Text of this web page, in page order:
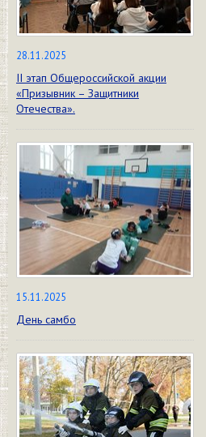
28.11.2025
II этап Общероссийской акции
«Призывник – Защитники
Отечества».
15.11.2025
День самбо